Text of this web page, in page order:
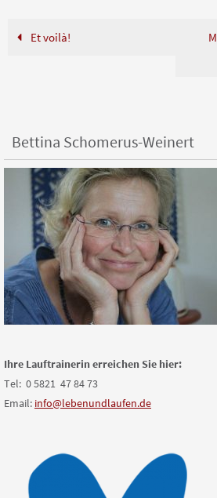
Et voilà!
Bettina Schomerus-Weinert
Ihre Lauftrainerin erreichen Sie hier:
Tel: 0 5821 47 84 73
Email: info@lebenundlaufen.de